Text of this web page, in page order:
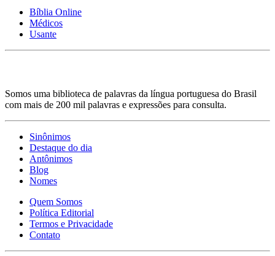
Bíblia Online
Médicos
Usante
Somos uma biblioteca de palavras da língua portuguesa do Brasil
com mais de 200 mil palavras e expressões para consulta.
Sinônimos
Destaque do dia
Antônimos
Blog
Nomes
Quem Somos
Política Editorial
Termos e Privacidade
Contato